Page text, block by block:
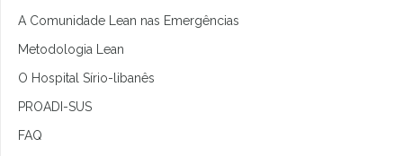
A Comunidade Lean nas Emergências
Metodologia Lean
O Hospital Sírio-libanês
PROADI-SUS
FAQ